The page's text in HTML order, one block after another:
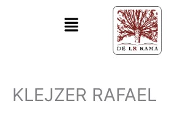
Menú
KLEJZER RAFAEL